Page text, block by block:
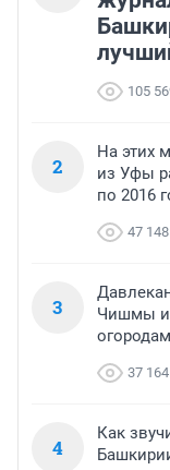
105
2
На этих
из Уфы
по 2016
47 148
3
Чишмы и
37 164
4
Как